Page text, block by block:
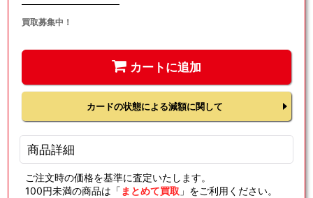
買取募集中！
カートに追加
カードの状態による減額に関して
商品詳細
ご注文時の価格を基準に査定いたします。
100円未満の商品は「 まとめて買取 」をご利用ください。